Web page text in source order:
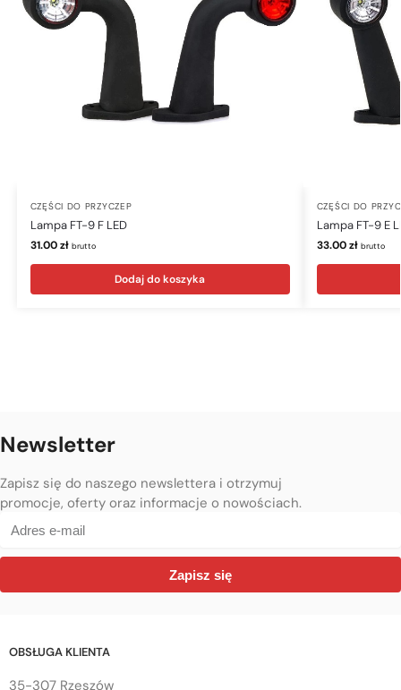
CZĘŚCI DO PRZYCZEP
Lampa FT-9 F LED
31.00zł brutto
Dodaj do koszyka
CZĘŚCI DO
Lampa FT-9 E
33.00zł brutto
Newsletter
Zapisz się do naszego newslettera i otrzymuj
promocje, oferty oraz informacje o nowościach.
Zapisz się
OBSŁUGA KLIENTA
35-307 Rzeszów